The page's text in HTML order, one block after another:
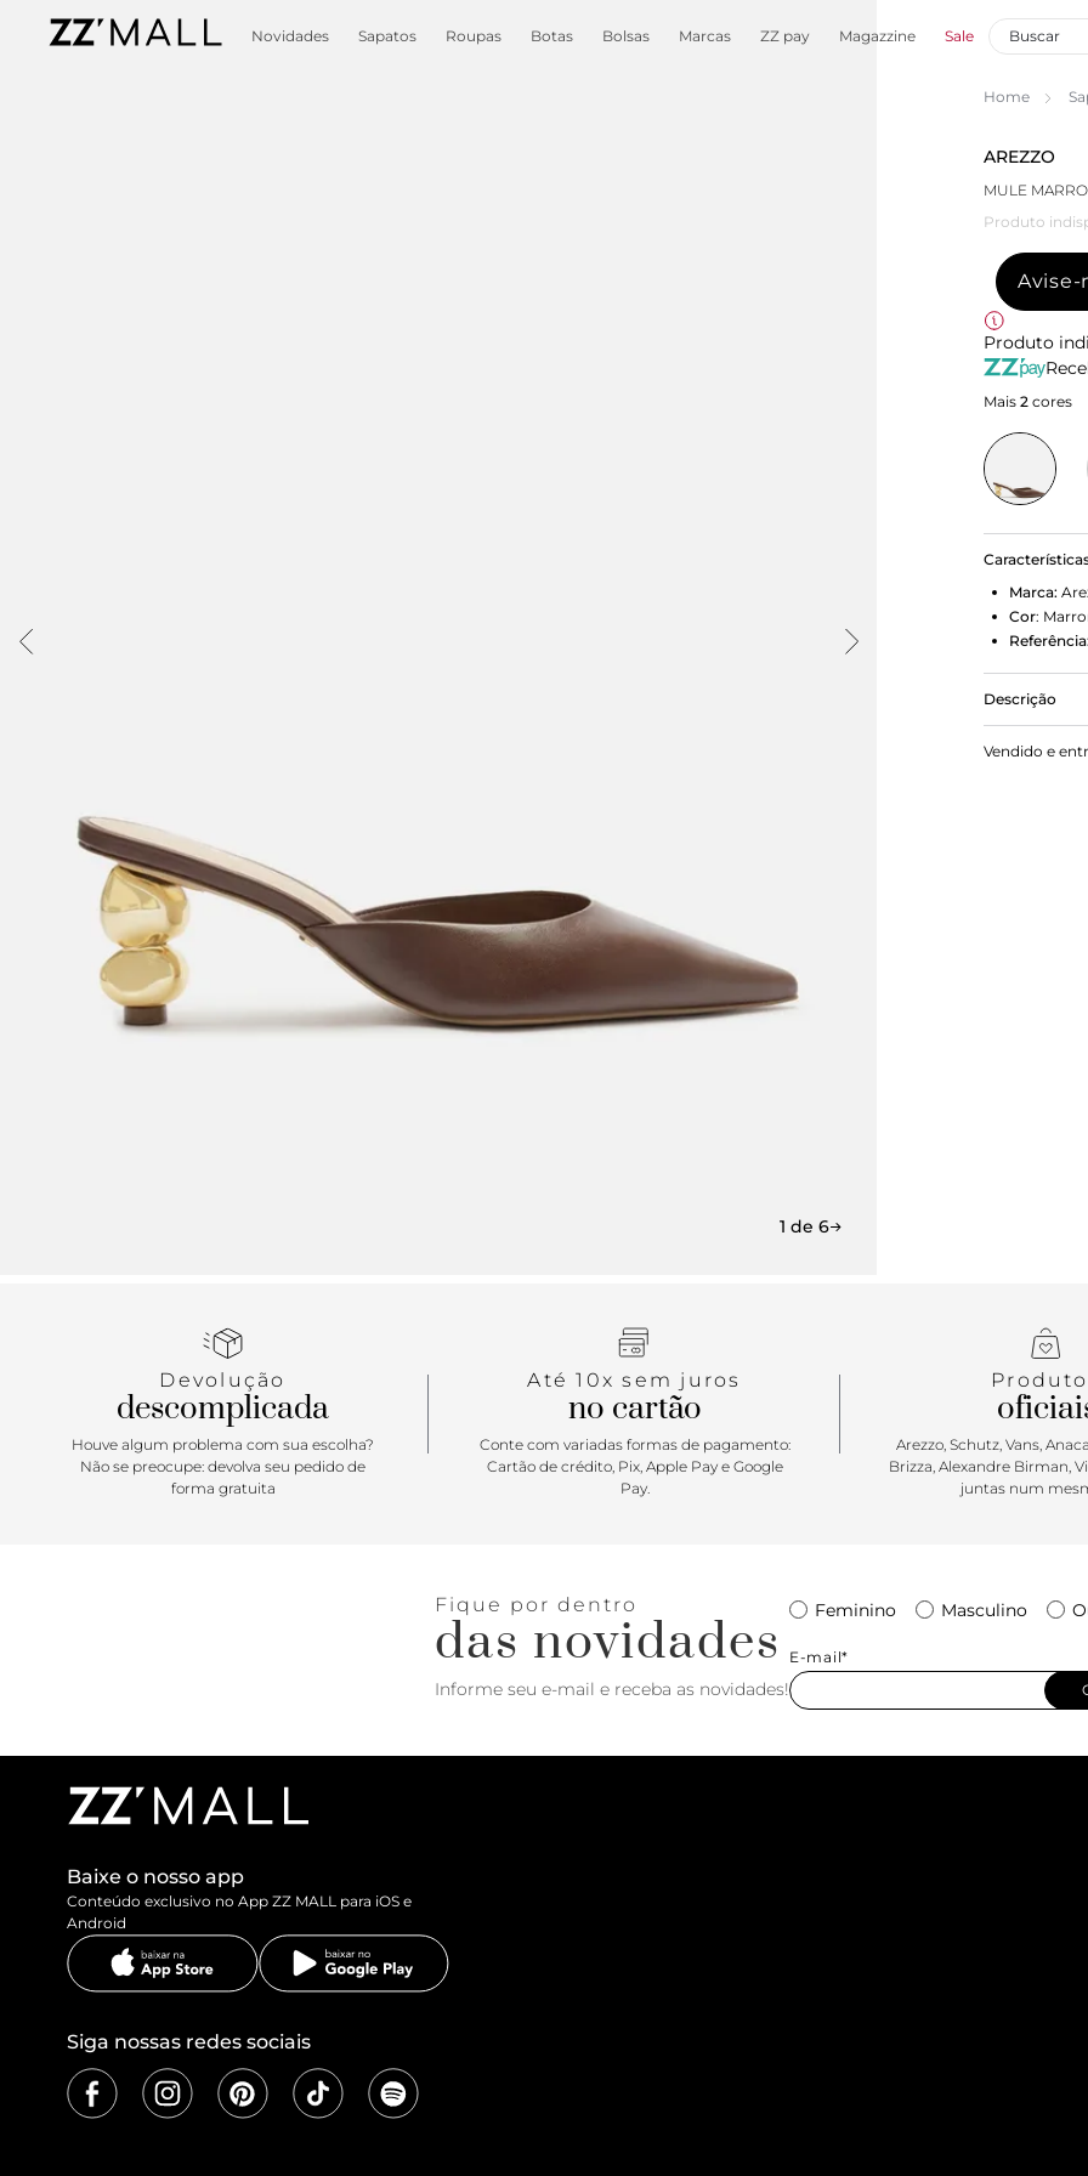
Novidades Sapatos Roupas Botas Bolsas Marcas ZZ pay Magazzine Sale
1 de 6
Home
AREZZO
MULE
Produto
Avise-
Produto
Mais 2 cores
Marca:
Cor:
Referência:
Descrição
Mule
dourado,
Vendido e
Devolução
descomplicada
Houve algum problema com sua escolha?
Não se preocupe: devolva seu pedido de
forma gratuita
Até 10x sem juros
no cartão
Conte com variadas formas de pagamento:
Cartão de crédito, Pix, Apple Pay e Google
Pay.
Arezzo, Schutz, Vans,
Brizza, Alexandre Birman,
juntas num
Fique por dentro
das novidades
Informe seu e-mail e receba as novidades!
Feminino Masculino
E-mail*
Baixe o nosso app
Conteúdo exclusivo no App ZZ MALL para iOS e
Android
Siga nossas redes sociais